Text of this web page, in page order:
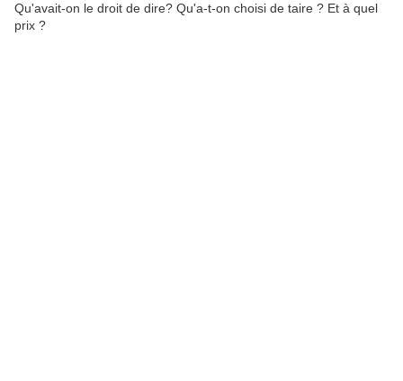
Qu'avait-on le droit de dire? Qu'a-t-on choisi de taire ? Et à quel
prix ?